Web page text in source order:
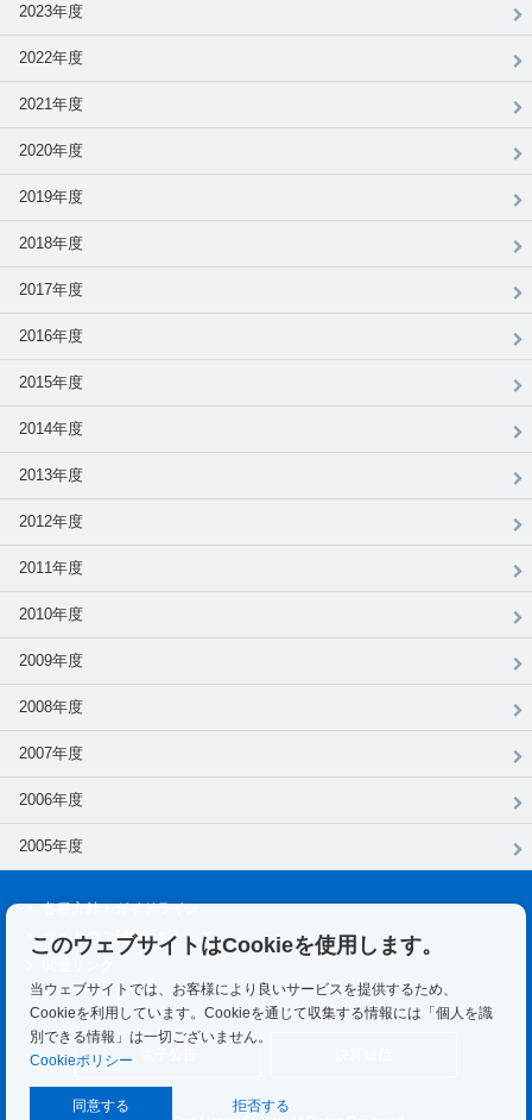
2023年度
2022年度
2021年度
2020年度
2019年度
2018年度
2017年度
2016年度
2015年度
2014年度
2013年度
2012年度
2011年度
2010年度
2009年度
2008年度
2007年度
2006年度
2005年度
各種⽅針・ガイドライン
サイトのご利用にあたって
サイトマップ
このウェブサイトはCookieを使用します。
当ウェブサイトでは、お客様により良いサービスを提供するため、
Cookieを利用しています。Cookieを通じて収集する情報には「個人を識
別できる情報」は一切ございません。
Cookieポリシー
同意する 拒否する